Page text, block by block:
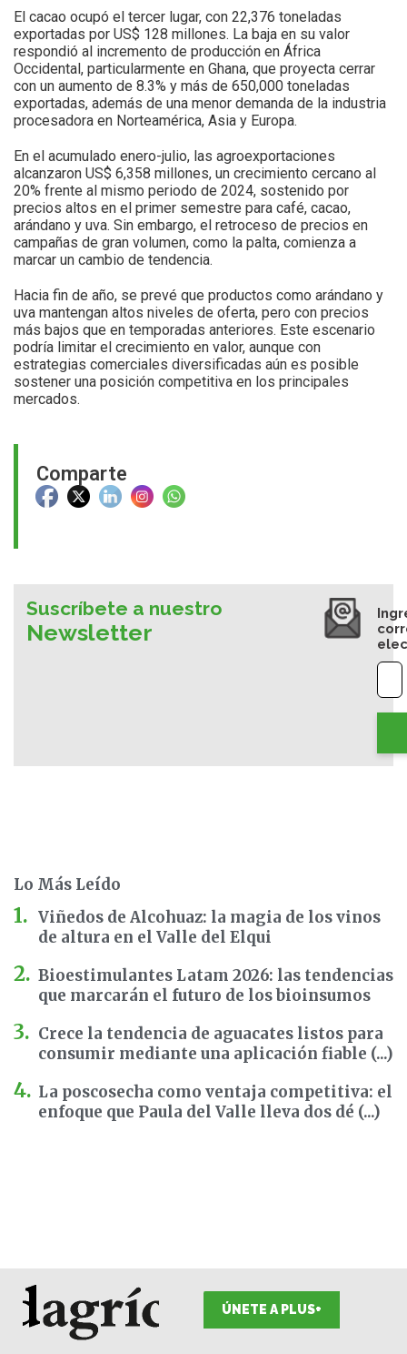
Comparte
El cacao ocupó el tercer lugar, con 22,376 toneladas
exportadas por US$ 128 millones. La baja en su valor
respondió al incremento de producción en África
Occidental, particularmente en Ghana, que proyecta cerrar
con un aumento de 8.3% y más de 650,000 toneladas
exportadas, además de una menor demanda de la industria
procesadora en Norteamérica, Asia y Europa.
En el acumulado enero-julio, las agroexportaciones
alcanzaron US$ 6,358 millones, un crecimiento cercano al
20% frente al mismo periodo de 2024, sostenido por
precios altos en el primer semestre para café, cacao,
arándano y uva. Sin embargo, el retroceso de precios en
campañas de gran volumen, como la palta, comienza a
marcar un cambio de tendencia.
Hacia fin de año, se prevé que productos como arándano y
uva mantengan altos niveles de oferta, pero con precios
más bajos que en temporadas anteriores. Este escenario
podría limitar el crecimiento en valor, aunque con
estrategias comerciales diversificadas aún es posible
sostener una posición competitiva en los principales
mercados.
Suscríbete a nuestro
Newsletter
Lo Más Leído
Viñedos de Alcohuaz: la magia de los vinos
de altura en el Valle del Elqui
Bioestimulantes Latam 2026: las tendencias
que marcarán el futuro de los bioinsumos
Crece la tendencia de aguacates listos para
consumir mediante una aplicación fiable (...)
La poscosecha como ventaja competitiva: el
enfoque que Paula del Valle lleva dos dé (...)
ÚNETE A PLUS+